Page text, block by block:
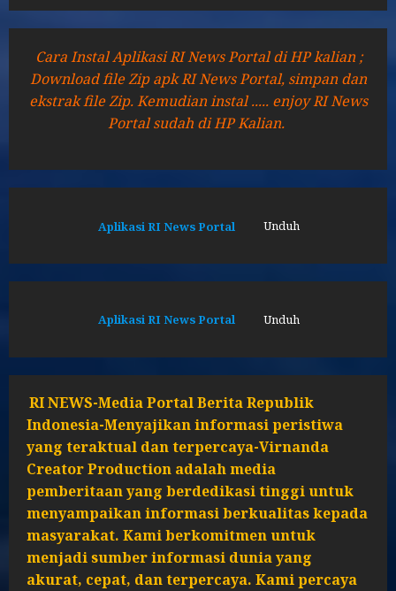
Cara Instal Aplikasi RI News Portal di HP kalian ;
Download file Zip apk RI News Portal, simpan dan
ekstrak file Zip. Kemudian instal ..... enjoy RI News
Portal sudah di HP Kalian.
Aplikasi RI News Portal Unduh
Aplikasi RI News Portal Unduh
RI NEWS-Media Portal Berita Republik
Indonesia-Menyajikan informasi peristiwa
yang teraktual dan terpercaya-Virnanda
Creator Production adalah media
pemberitaan yang berdedikasi tinggi untuk
menyampaikan informasi berkualitas kepada
masyarakat. Kami berkomitmen untuk
menjadi sumber informasi dunia yang
akurat, cepat, dan terpercaya. Kami percaya